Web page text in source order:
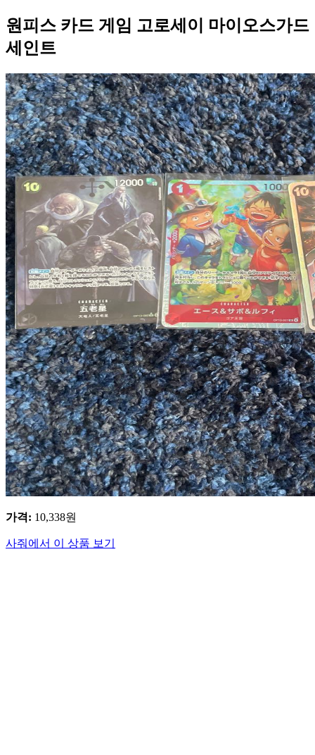
원피스 카드 게임 고로세이 마이오스가드
세인트
가격: 10,338원
사줘에서 이 상품 보기